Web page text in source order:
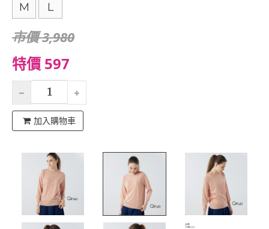
M L
市價 3,980
特價 597
加入購物車